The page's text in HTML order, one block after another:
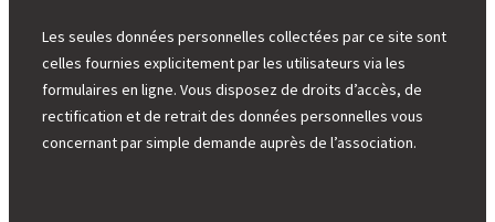
Les seules données personnelles collectées par ce site sont
celles fournies explicitement par les utilisateurs via les
formulaires en ligne. Vous disposez de droits d’accès, de
rectification et de retrait des données personnelles vous
concernant par simple demande auprès de l’association.